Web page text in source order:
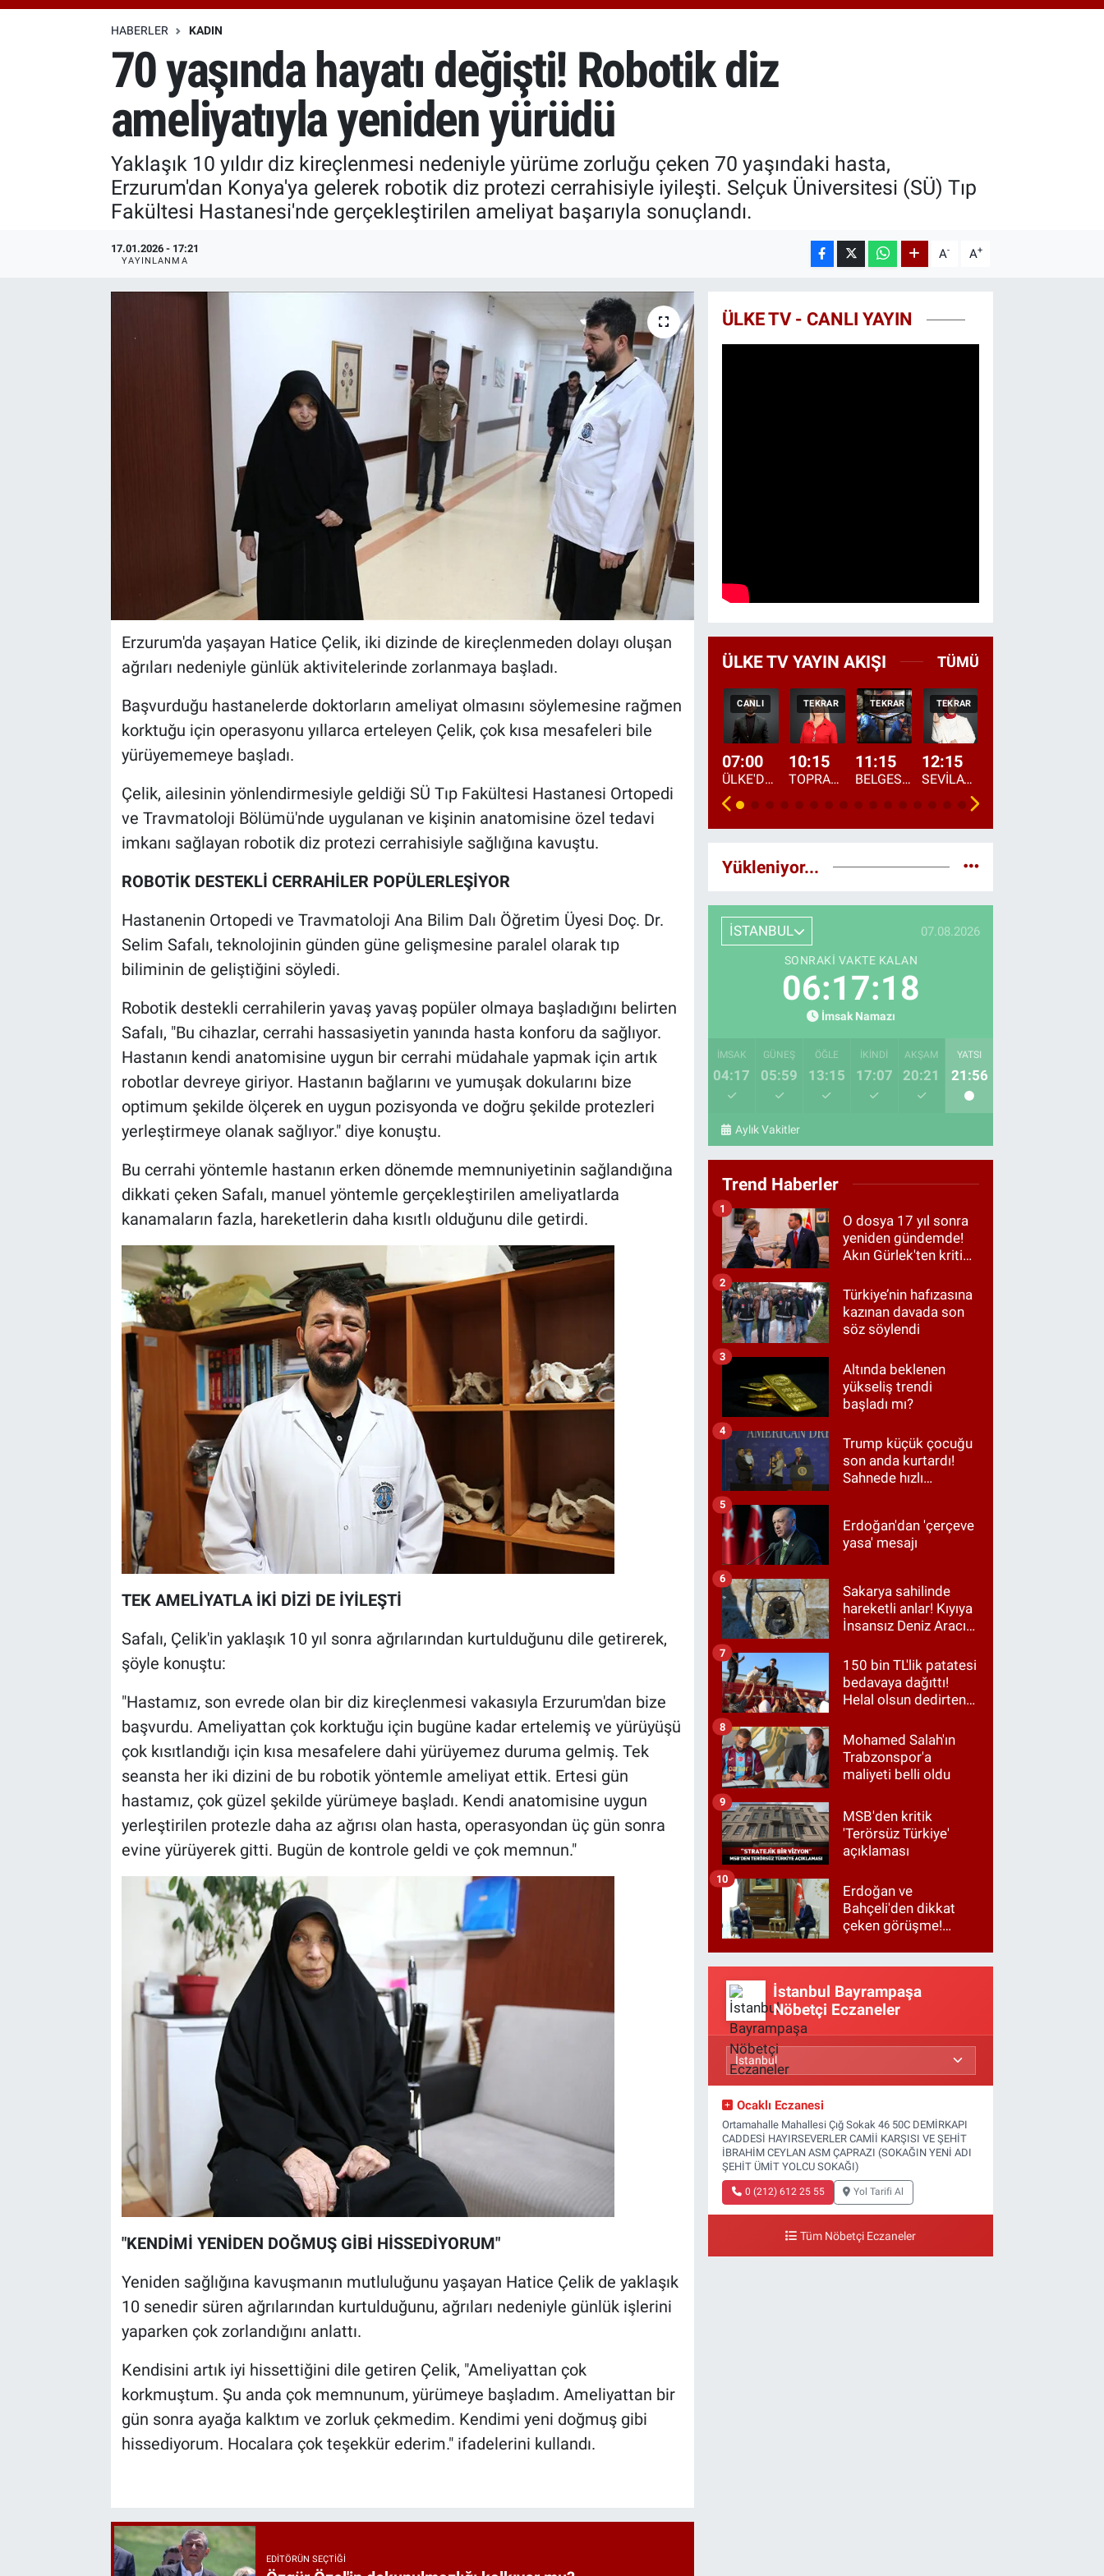
GRAM ALTIN
13.799
%70
HABERLER KADIN
70 yaşında hayatı değişti! Robotik diz
ameliyatıyla yeniden yürüdü
Yaklaşık 10 yıldır diz kireçlenmesi nedeniyle yürüme zorluğu çeken 70 yaşındaki hasta,
Erzurum'dan Konya'ya gelerek robotik diz protezi cerrahisiyle iyileşti. Selçuk Üniversitesi (SÜ) Tıp
Fakültesi Hastanesi'nde gerçekleştirilen ameliyat başarıyla sonuçlandı.
17.01.2026 - 17:21
YAYINLANMA A- A+
Erzurum'da yaşayan Hatice Çelik, iki dizinde de kireçlenmeden dolayı oluşan
ağrıları nedeniyle günlük aktivitelerinde zorlanmaya başladı.
Başvurduğu hastanelerde doktorların ameliyat olmasını söylemesine rağmen
korktuğu için operasyonu yıllarca erteleyen Çelik, çok kısa mesafeleri bile
yürüyememeye başladı.
Çelik, ailesinin yönlendirmesiyle geldiği SÜ Tıp Fakültesi Hastanesi Ortopedi
ve Travmatoloji Bölümü'nde uygulanan ve kişinin anatomisine özel tedavi
imkanı sağlayan robotik diz protezi cerrahisiyle sağlığına kavuştu.
ROBOTİK DESTEKLİ CERRAHİLER POPÜLERLEŞİYOR
Hastanenin Ortopedi ve Travmatoloji Ana Bilim Dalı Öğretim Üyesi Doç. Dr.
Selim Safalı, teknolojinin günden güne gelişmesine paralel olarak tıp
biliminin de geliştiğini söyledi.
Robotik destekli cerrahilerin yavaş yavaş popüler olmaya başladığını belirten
Safalı, "Bu cihazlar, cerrahi hassasiyetin yanında hasta konforu da sağlıyor.
Hastanın kendi anatomisine uygun bir cerrahi müdahale yapmak için artık
robotlar devreye giriyor. Hastanın bağlarını ve yumuşak dokularını bize
optimum şekilde ölçerek en uygun pozisyonda ve doğru şekilde protezleri
yerleştirmeye olanak sağlıyor." diye konuştu.
Bu cerrahi yöntemle hastanın erken dönemde memnuniyetinin sağlandığına
dikkati çeken Safalı, manuel yöntemle gerçekleştirilen ameliyatlarda
kanamaların fazla, hareketlerin daha kısıtlı olduğunu dile getirdi.
TEK AMELİYATLA İKİ DİZİ DE İYİLEŞTİ
Safalı, Çelik'in yaklaşık 10 yıl sonra ağrılarından kurtulduğunu dile getirerek,
şöyle konuştu:
"Hastamız, son evrede olan bir diz kireçlenmesi vakasıyla Erzurum'dan bize
başvurdu. Ameliyattan çok korktuğu için bugüne kadar ertelemiş ve yürüyüşü
çok kısıtlandığı için kısa mesafelere dahi yürüyemez duruma gelmiş. Tek
seansta her iki dizini de bu robotik yöntemle ameliyat ettik. Ertesi gün
hastamız, çok güzel şekilde yürümeye başladı. Kendi anatomisine uygun
yerleştirilen protezle daha az ağrısı olan hasta, operasyondan üç gün sonra
evine yürüyerek gitti. Bugün de kontrole geldi ve çok memnun."
"KENDİMİ YENİDEN DOĞMUŞ GİBİ HİSSEDİYORUM"
Yeniden sağlığına kavuşmanın mutluluğunu yaşayan Hatice Çelik de yaklaşık
10 senedir süren ağrılarından kurtulduğunu, ağrıları nedeniyle günlük işlerini
yaparken çok zorlandığını anlattı.
Kendisini artık iyi hissettiğini dile getiren Çelik, "Ameliyattan çok
korkmuştum. Şu anda çok memnunum, yürümeye başladım. Ameliyattan bir
gün sonra ayağa kalktım ve zorluk çekmedim. Kendimi yeni doğmuş gibi
hissediyorum. Hocalara çok teşekkür ederim." ifadelerini kullandı.
EDITÖRÜN SEÇTIĞI
ÜLKE TV - CANLI YAYIN
ÜLKE TV YAYIN AKIŞI TÜMÜ
CANLI
07:00
ÜLKE'DE BU SABAH
TEKRAR
10:15
TOPRAKTAN SOFRAYA
TEKRAR
11:15
BELGESEL: "ÜLKE'NİN ALIN TERİ"
TEKRAR
12:15
SEVİLAY SUNGUR İLE ELİMİN BEREKETİ
Yükleniyor...
İSTANBUL 07.08.2026
SONRAKI VAKTE KALAN
06:17:17
İmsak Namazı
İMSAK
04:17
GÜNEŞ
05:59
ÖĞLE
13:15
İKINDI
17:07
AKŞAM
20:21
YATSI
21:56
Aylık Vakitler
Trend Haberler
O dosya 17 yıl sonra
yeniden gündemde!
Akın Gürlek'ten kritik
1
Türkiye’nin hafızasına
kazınan davada son
söz söylendi
2
Altında beklenen
yükseliş trendi
başladı mı?
3
Trump küçük çocuğu
son anda kurtardı!
Sahnede hızlı
4
Erdoğan'dan 'çerçeve
yasa' mesajı
5
Sakarya sahilinde
hareketli anlar! Kıyıya
İnsansız Deniz Aracı
6
150 bin TL'lik patatesi
bedavaya dağıttı!
Helal olsun dedirten
7
Mohamed Salah'ın
Trabzonspor'a
maliyeti belli oldu
8
MSB'den kritik
'Terörsüz Türkiye'
açıklaması
9
Erdoğan ve
Bahçeli'den dikkat
çeken görüşme!
10
İstanbul Bayrampaşa
Nöbetçi Eczaneler
Ocaklı Eczanesi
Ortamahalle Mahallesi Çığ Sokak 46 50C DEMİRKAPI
CADDESİ HAYIRSEVERLER CAMİİ KARŞISI VE ŞEHİT
İBRAHİM CEYLAN ASM ÇAPRAZI (SOKAĞIN YENİ ADI
ŞEHİT ÜMİT YOLCU SOKAĞI)
0 (212) 612 25 55 Yol Tarifi Al
Tüm Nöbetçi Eczaneler
Özel Haberler
Özel Haberler
Erişim Bilgileri
Haber Arşivi